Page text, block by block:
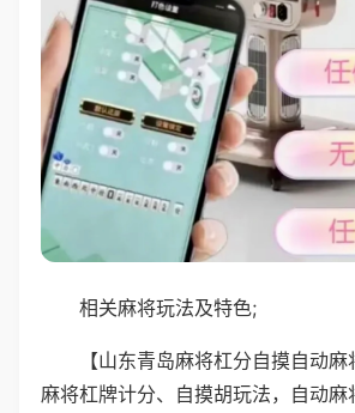
相关麻将玩法及特色;
【山东青岛麻将杠分自摸自动
麻将杠牌计分、自摸胡玩法，自动